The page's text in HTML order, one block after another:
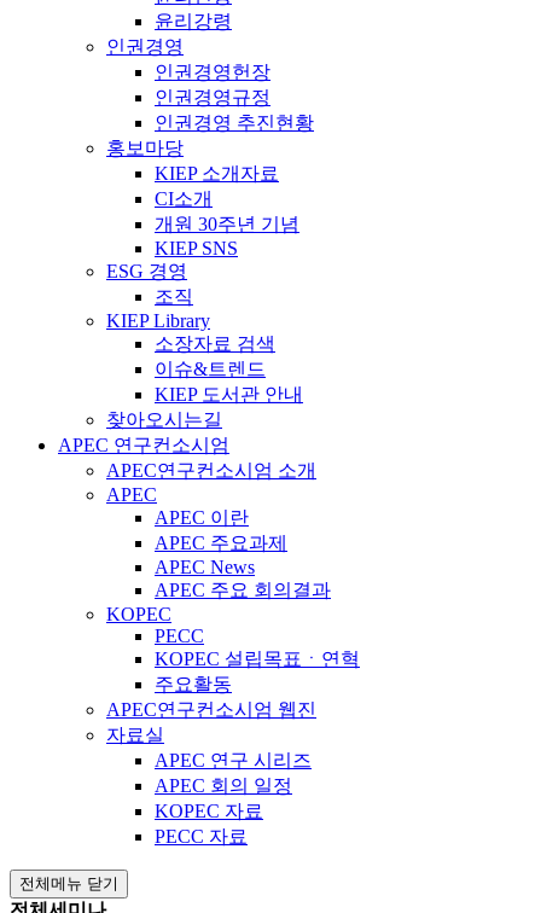
윤리강령
인권경영
인권경영헌장
인권경영규정
인권경영 추진현황
홍보마당
KIEP 소개자료
CI소개
개원 30주년 기념
KIEP SNS
ESG 경영
조직
KIEP Library
소장자료 검색
이슈&트렌드
KIEP 도서관 안내
찾아오시는길
APEC 연구컨소시엄
APEC연구컨소시엄 소개
APEC
APEC 이란
APEC 주요과제
APEC News
APEC 주요 회의결과
KOPEC
PECC
KOPEC 설립목표ㆍ연혁
주요활동
APEC연구컨소시엄 웹진
자료실
APEC 연구 시리즈
APEC 회의 일정
KOPEC 자료
PECC 자료
전체메뉴 닫기